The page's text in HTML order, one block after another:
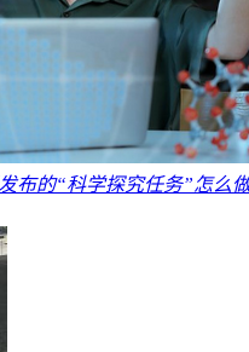
布的“科学探究任务”怎么